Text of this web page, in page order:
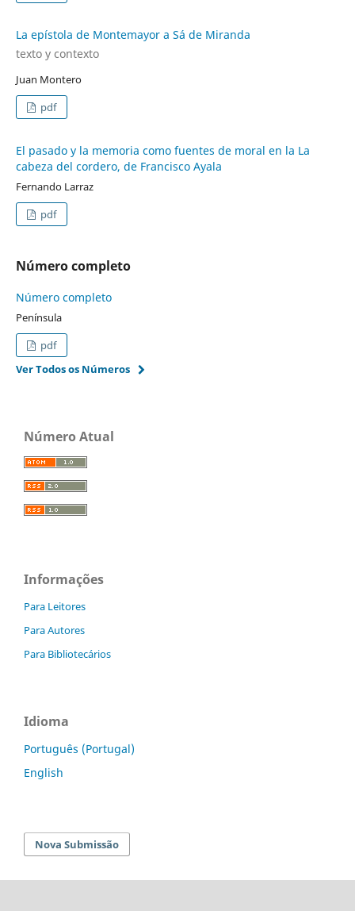
La epístola de Montemayor a Sá de Miranda
texto y contexto
Juan Montero
pdf
El pasado y la memoria como fuentes de moral en la La
cabeza del cordero, de Francisco Ayala
Fernando Larraz
pdf
Número completo
Número completo
Península
pdf
Ver Todos os Números
Número Atual
Informações
Para Leitores
Para Autores
Para Bibliotecários
Idioma
Português (Portugal)
English
Nova Submissão